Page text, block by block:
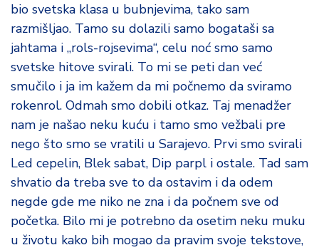
bio svetska klasa u bubnjevima, tako sam
razmišljao. Tamo su dolazili samo bogataši sa
jahtama i „rols-rojsevima“, celu noć smo samo
svetske hitove svirali. To mi se peti dan već
smučilo i ja im kažem da mi počnemo da sviramo
rokenrol. Odmah smo dobili otkaz. Taj menadžer
nam je našao neku kuću i tamo smo vežbali pre
nego što smo se vratili u Sarajevo. Prvi smo svirali
Led cepelin, Blek sabat, Dip parpl i ostale. Tad sam
shvatio da treba sve to da ostavim i da odem
negde gde me niko ne zna i da počnem sve od
početka. Bilo mi je potrebno da osetim neku muku
u životu kako bih mogao da pravim svoje tekstove,